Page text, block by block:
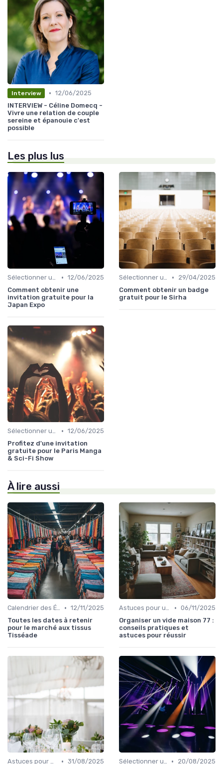
Interview • 12/06/2025
INTERVIEW - Céline Domecq -
Vivre une relation de couple
sereine et épanouie c'est
possible
Les plus lus
Sélectionner un Événement à Visiter • 12/06/2025
Comment obtenir une
invitation gratuite pour la
Japan Expo
Sélectionner un Événement à Visiter •
29/04/2025
Comment obtenir un badge
gratuit pour le Sirha
Sélectionner un Événement à Visiter • 12/06/2025
Profitez d'une invitation
gratuite pour le Paris Manga
& Sci-Fi Show
À lire aussi
Calendrier des Événements Grand Public • 12/11/2025
Toutes les dates à retenir
pour le marché aux tissus
Tisséade
Astuces pour une Expérience Optimale • 06/11/2025
Organiser un vide maison 77 :
conseils pratiques et
astuces pour réussir
Astuces pour une Expérience Optimale • 31/08/2025
Sélectionner un Événement à Visiter •
20/08/2025